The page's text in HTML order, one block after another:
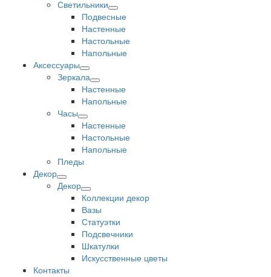
Светильники
Подвесные
Настенные
Настольные
Напольные
Аксессуары
Зеркала
Настенные
Напольные
Часы
Настенные
Настольные
Напольные
Пледы
Декор
Декор
Коллекции декор
Вазы
Статуэтки
Подсвечники
Шкатулки
Искусственные цветы
Контакты